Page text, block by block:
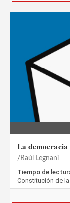
La
Raúl Legnani
Tiempo de
Constitución de